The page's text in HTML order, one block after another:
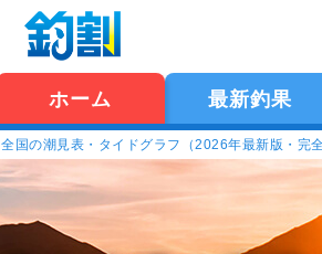
ホーム 最新釣果
全国の潮見表・タイドグラフ（2026年最新版・完全